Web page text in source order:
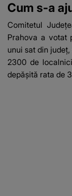
Cum s-a
Comitetul
Prahova a votat
unui sat din
2300 de
depăşită rata de